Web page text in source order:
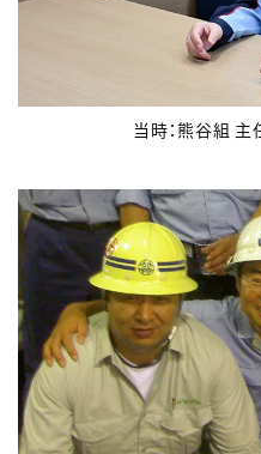
当時：熊谷組